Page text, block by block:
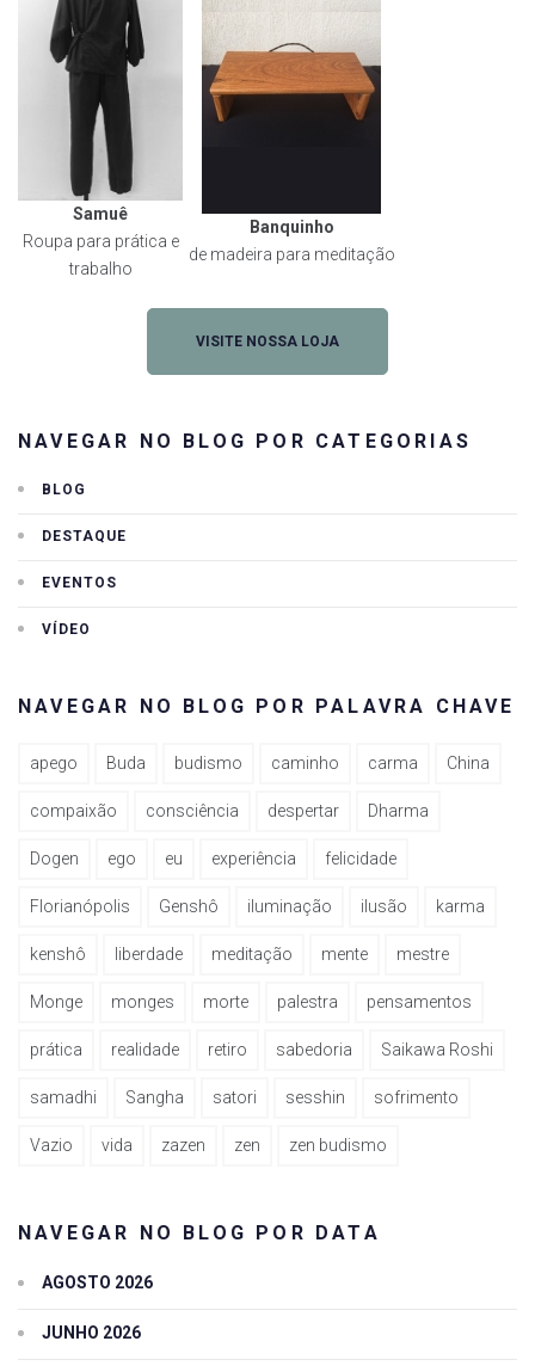
Samuê
Roupa para prática e
trabalho
Banquinho
de madeira para meditação
VISITE NOSSA LOJA
NAVEGAR NO BLOG POR CATEGORIAS
BLOG
DESTAQUE
EVENTOS
VÍDEO
NAVEGAR NO BLOG POR PALAVRA CHAVE
apego Buda budismo caminho carma China
compaixão consciência despertar Dharma
Dogen ego eu experiência felicidade
Florianópolis Genshô iluminação ilusão karma
kenshô liberdade meditação mente mestre
Monge monges morte palestra pensamentos
prática realidade retiro sabedoria Saikawa Roshi
samadhi Sangha satori sesshin sofrimento
Vazio vida zazen zen zen budismo
NAVEGAR NO BLOG POR DATA
AGOSTO 2026
JUNHO 2026